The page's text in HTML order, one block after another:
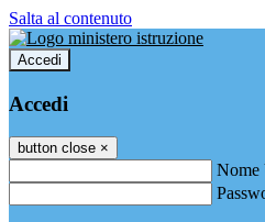
Salta al contenuto
Accedi
Accedi
button close ×
Nome